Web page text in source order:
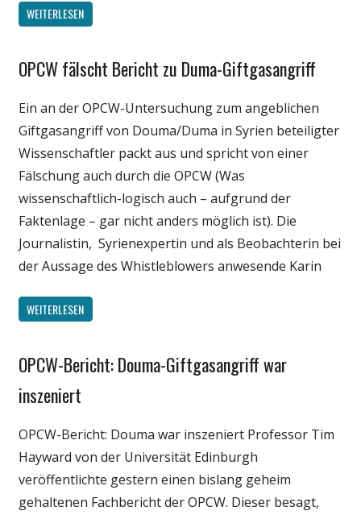
WEITERLESEN
Gesellschaft
Politik
Wissenschaft
OPCW fälscht Bericht zu Duma-Giftgasangriff
Ein an der OPCW-Untersuchung zum angeblichen
Giftgasangriff von Douma/Duma in Syrien beteiligter
Wissenschaftler packt aus und spricht von einer
Fälschung auch durch die OPCW (Was
wissenschaftlich-logisch auch – aufgrund der
Faktenlage – gar nicht anders möglich ist). Die
Journalistin, Syrienexpertin und als Beobachterin bei
der Aussage des Whistleblowers anwesende Karin
WEITERLESEN
Gesellschaft
Medien
Wissenschaft
OPCW-Bericht: Douma-Giftgasangriff war
inszeniert
OPCW-Bericht: Douma war inszeniert Professor Tim
Hayward von der Universität Edinburgh
veröffentlichte gestern einen bislang geheim
gehaltenen Fachbericht der OPCW. Dieser besagt,